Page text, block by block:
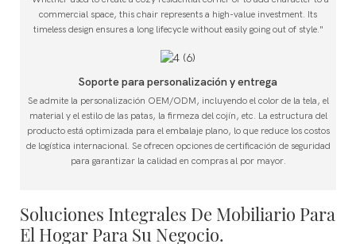
commercial space, this chair represents a high-value investment. Its
timeless design ensures a long lifecycle without easily going out of style."
Soporte para personalización y entrega
Se admite la personalización OEM/ODM, incluyendo el color de la tela, el
material y el estilo de las patas, la firmeza del cojín, etc. La estructura del
producto está optimizada para el embalaje plano, lo que reduce los costos
de logística internacional. Se ofrecen opciones de certificación de seguridad
para garantizar la calidad en compras al por mayor.
Soluciones Integrales De Mobiliario Para
El Hogar Para Su Negocio.